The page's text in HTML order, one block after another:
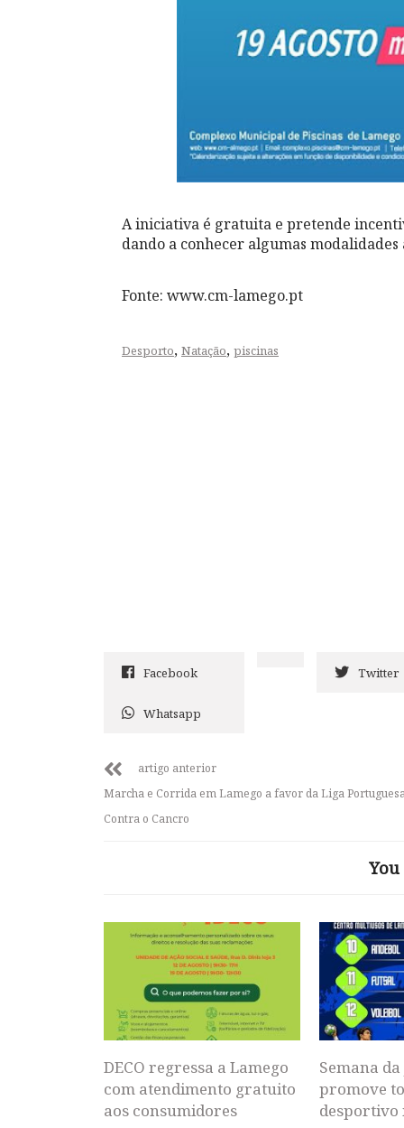
A iniciativa é gratuita e pretende
dando a conhecer algumas
Fonte: www.cm-lamego.pt
Desporto, Natação, piscinas
Facebook Twitter
Whatsapp
artigo anterior
Marcha e Corrida em Lamego a favor da Liga
Contra o Cancro
DECO regressa a Lamego
com atendimento gratuito
aos consumidores
Semana
promove